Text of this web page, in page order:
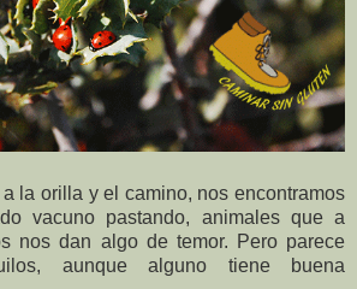
la orilla y el camino, nos encontramos
vacuno pastando, animales que a
nos dan algo de temor. Pero parece
aunque alguno tiene buena